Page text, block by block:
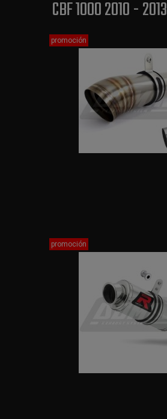
CBF 1000 2010 - 2013
promoción
promoción